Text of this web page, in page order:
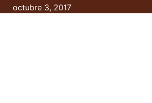
octubre 3, 2017